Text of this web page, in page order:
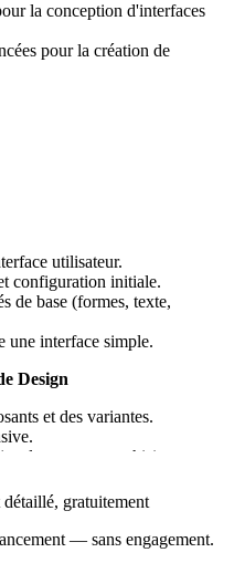
la conception d'interfaces
pour la création de
utilisateur.
configuration initiale.
de base (formes, texte,
une interface simple.
Design
et des variantes.
typographie).
page complète avec des
gratuitement
— sans engagement.